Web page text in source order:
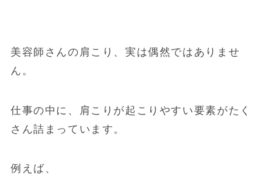
美容師さんの肩こり、実は偶然ではありませ
ん。
仕事の中に、肩こりが起こりやすい要素がたく
さん詰まっています。
例えば、